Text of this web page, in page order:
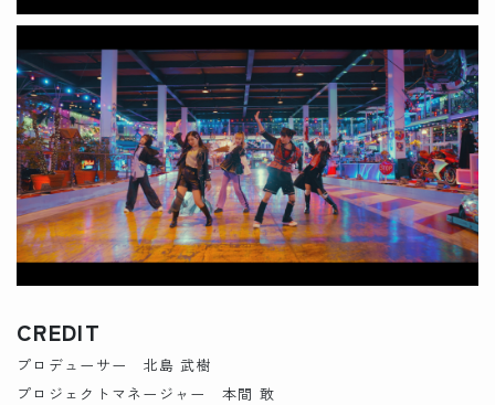
CREDIT
プロデューサー 北島 武樹
プロジェクトマネージャー 本間 敢